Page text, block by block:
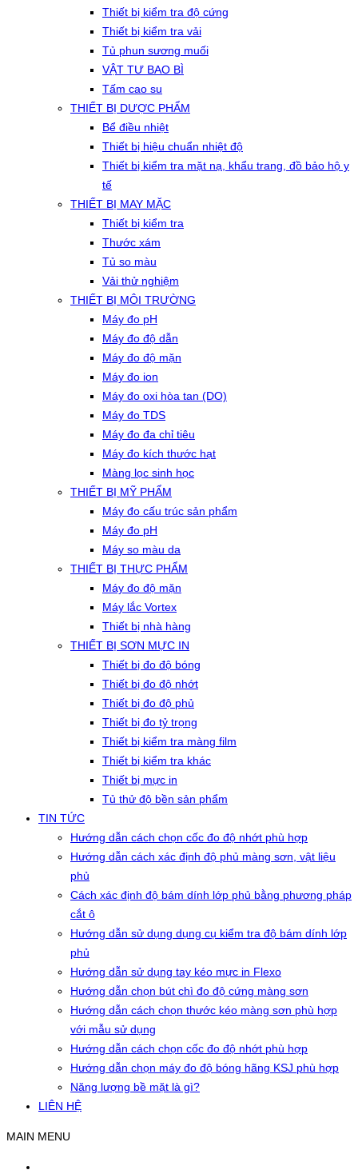
Thiết bị kiểm tra độ cứng
Thiết bị kiểm tra vải
Tủ phun sương muối
VẬT TƯ BAO BÌ
Tấm cao su
THIẾT BỊ DƯỢC PHẨM
Bể điều nhiệt
Thiết bị hiệu chuẩn nhiệt độ
Thiết bị kiểm tra mặt nạ, khẩu trang, đồ bảo hộ y
tế
THIẾT BỊ MAY MẶC
Thiết bị kiểm tra
Thước xám
Tủ so màu
Vải thử nghiệm
THIẾT BỊ MÔI TRƯỜNG
Máy đo pH
Máy đo độ dẫn
Máy đo độ mặn
Máy đo ion
Máy đo oxi hòa tan (DO)
Máy đo TDS
Máy đo đa chỉ tiêu
Máy đo kích thước hạt
Màng lọc sinh học
THIẾT BỊ MỸ PHẨM
Máy đo cấu trúc sản phẩm
Máy đo pH
Máy so màu da
THIẾT BỊ THỰC PHẨM
Máy đo độ mặn
Máy lắc Vortex
Thiết bị nhà hàng
THIẾT BỊ SƠN MỰC IN
Thiết bị đo độ bóng
Thiết bị đo độ nhớt
Thiết bị đo độ phủ
Thiết bị đo tỷ trọng
Thiết bị kiểm tra màng film
Thiết bị kiểm tra khác
Thiết bị mực in
Tủ thử độ bền sản phẩm
TIN TỨC
Hướng dẫn cách chọn cốc đo độ nhớt phù hợp
Hướng dẫn cách xác định độ phủ màng sơn, vật liệu
phủ
Cách xác định độ bám dính lớp phủ bằng phương pháp
cắt ô
Hướng dẫn sử dụng dụng cụ kiểm tra độ bám dính lớp
phủ
Hướng dẫn sử dụng tay kéo mực in Flexo
Hướng dẫn chọn bút chì đo độ cứng màng sơn
Hướng dẫn cách chọn thước kéo màng sơn phù hợp
với mẫu sử dụng
Hướng dẫn cách chọn cốc đo độ nhớt phù hợp
Hướng dẫn chọn máy đo độ bóng hãng KSJ phù hợp
Năng lượng bề mặt là gì?
LIÊN HỆ
MAIN MENU